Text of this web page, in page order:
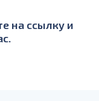
на ссылку и